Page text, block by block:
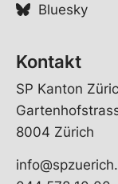
Bluesky
Kontakt
SP Kanton
8004 Zürich